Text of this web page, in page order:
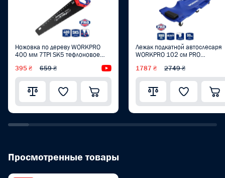
Ножовка по дереву WORKPRO
400 мм 7TPI SK5 тефлоновое
395 ₴ 659 ₴ Видеообзор
Лежак подкатной автослесаря
WORKPRO 102 см PRO
1787 ₴ 2749 ₴
Просмотренные товары